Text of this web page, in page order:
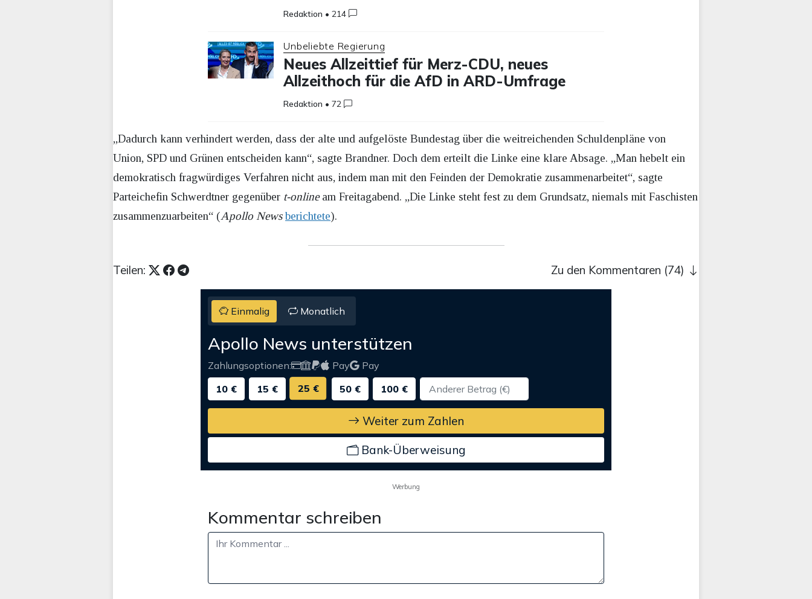
Redaktion •214
Unbeliebte Regierung
Neues Allzeittief für Merz-CDU, neues
Allzeithoch für die AfD in ARD-Umfrage
Redaktion •72
„Dadurch kann verhindert werden, dass der alte und aufgelöste Bundestag über die weitreichenden Schuldenpläne von
Union, SPD und Grünen entscheiden kann“, sagte Brandner. Doch dem erteilt die Linke eine klare Absage. „Man hebelt ein
demokratisch fragwürdiges Verfahren nicht aus, indem man mit den Feinden der Demokratie zusammenarbeitet“, sagte
Parteichefin Schwerdtner gegenüber t-onlineam Freitagabend. „Die Linke steht fest zu dem Grundsatz, niemals mit Faschisten
zusammenzuarbeiten“ (Apollo News berichtete).
Teilen: Zu den Kommentaren (74)
Einmalig Monatlich
Apollo News unterstützen
Zahlungsoptionen: Pay
Pay
10 €
15 € 25 € 50 € 100 €
Weiter zum Zahlen
Bank-Überweisung
Werbung
Kommentar schreiben